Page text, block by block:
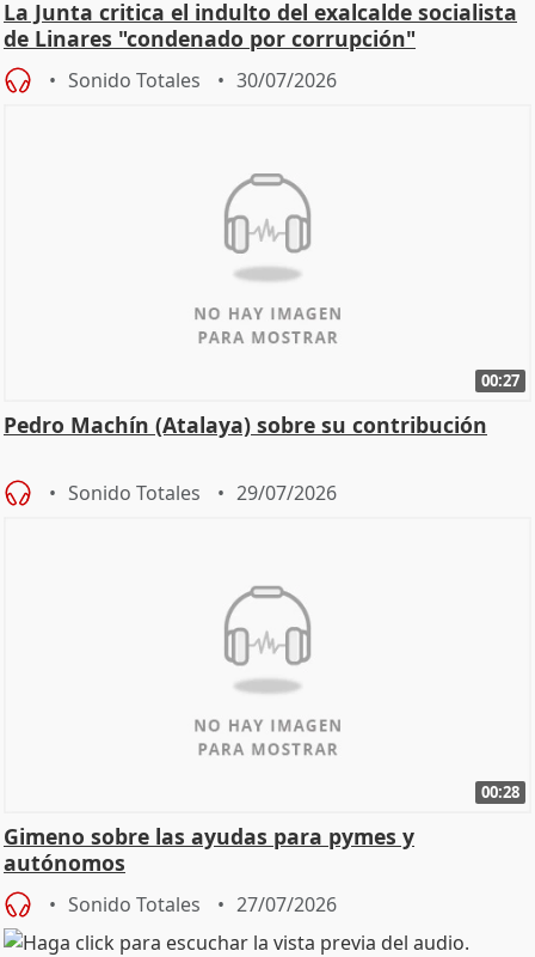
La Junta critica el indulto del exalcalde socialista
de Linares "condenado por corrupción"
Sonido Totales 30/07/2026
00:27
Pedro Machín (Atalaya) sobre su contribución
Sonido Totales 29/07/2026
00:28
Gimeno sobre las ayudas para pymes y
autónomos
Sonido Totales 27/07/2026